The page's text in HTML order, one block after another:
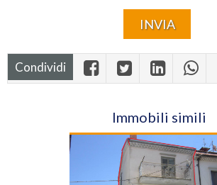
Condividi
Immobili simili